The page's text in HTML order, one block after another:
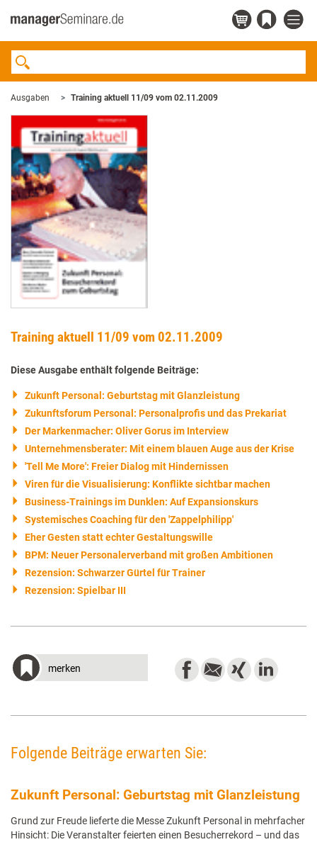
Ausgaben Training aktuell 11/09 vom 02.11.2009
Training aktuell 11/09 vom 02.11.2009
Diese Ausgabe enthält folgende Beiträge:
Zukunft Personal: Geburtstag mit Glanzleistung
Zukunftsforum Personal: Personalprofis und das Prekariat
Der Markenmacher: Oliver Gorus im Interview
Unternehmensberater: Mit einem blauen Auge aus der Krise
'Tell Me More': Freier Dialog mit Hindernissen
Viren für die Visualisierung: Konflikte sichtbar machen
Business-Trainings im Dunklen: Auf Expansionskurs
Systemisches Coaching für den 'Zappelphilipp'
Eher Gesten statt echter Gestaltungswille
BPM: Neuer Personalerverband mit großen Ambitionen
Rezension: Schwarzer Gürtel für Trainer
Rezension: Spielbar III
merken
Folgende Beiträge erwarten Sie:
Zukunft Personal: Geburtstag mit Glanzleistung
Grund zur Freude lieferte die Messe Zukunft Personal in mehrfacher
Hinsicht: Die Veranstalter feierten einen Besucherrekord – und das